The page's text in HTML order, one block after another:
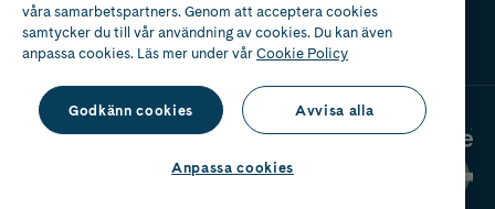
2024
våra samarbetspartners. Genom att acceptera cookies
samtycker du till vår användning av cookies. Du kan även
anpassa cookies. Läs mer under vårCookie Policy
Godkänn cookies Avvisa alla
Anpassa cookies